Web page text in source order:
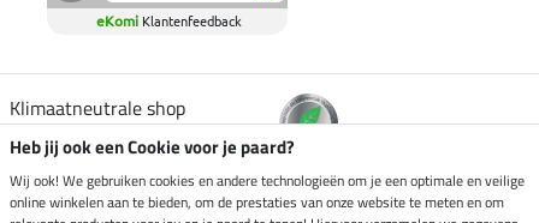
eKomi Klantenfeedback
Klimaatneutrale shop
Verzending per
Heb jij ook een Cookie voor je paard?
Wij ook! We gebruiken cookies en andere technologieën om je een optimale en veilige
online winkelen aan te bieden, om de prestaties van onze website te meten en om